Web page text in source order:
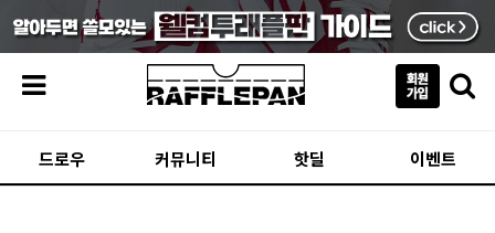
드로우 커뮤니티 핫딜 이벤트